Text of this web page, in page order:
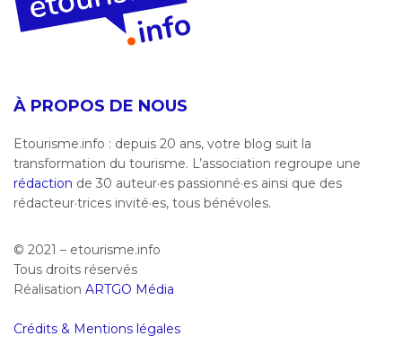
À PROPOS DE NOUS
Etourisme.info : depuis 20 ans, votre blog suit la
transformation du tourisme. L’association regroupe une
rédaction de 30 auteur·es passionné·es ainsi que des
rédacteur·trices invité·es, tous bénévoles.
© 2021 – etourisme.info
Tous droits réservés
Réalisation ARTGO Média
Crédits & Mentions légales